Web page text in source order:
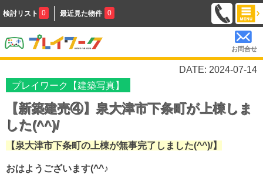
検討リスト 0 最近見た物件 0
お問合せ
DATE: 2024-07-14
プレイワーク【建築写真】
【新築建売④】泉大津市下条町が上棟しま
した(^^)/
【泉大津市下条町の上棟が無事完了しました(^^)/】
おはようございます(^^♪